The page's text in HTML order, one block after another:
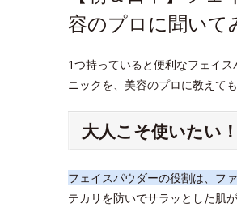
容のプロに聞いて
1つ持っていると便利なフェイ
ニックを、美容のプロに教えても
大人こそ使いたい
フェイスパウダーの役割は、フ
テカリを防いでサラッとした肌が